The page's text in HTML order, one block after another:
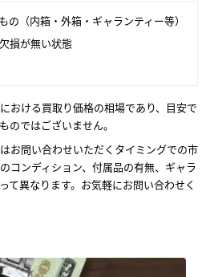
の（内箱・外箱・ギャランティー等）
損が無い状態
おける買取り価格の相場であり、目安で
のではございません。
お問い合わせいただくタイミングでの市
コンディション、付属品の有無、ギャラ
て異なります。お気軽にお問い合わせく